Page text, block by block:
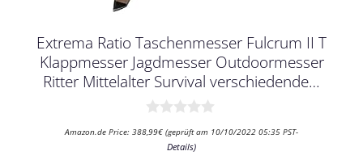
Extrema Ratio Taschenmesser Fulcrum II T
Klappmesser Jagdmesser Outdoormesser
Ritter Mittelalter Survival verschiedende…
v
Amazon.de Price: 388,99€ (geprüft am 10/10/2022 05:35 PST-
Details)